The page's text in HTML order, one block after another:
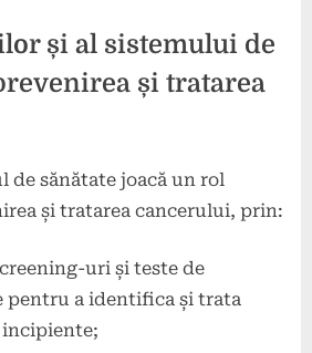
și al sistemului de
și tratarea
de sănătate joacă un rol
și tratarea cancerului, prin:
uri și teste de
pentru a identifica și trata